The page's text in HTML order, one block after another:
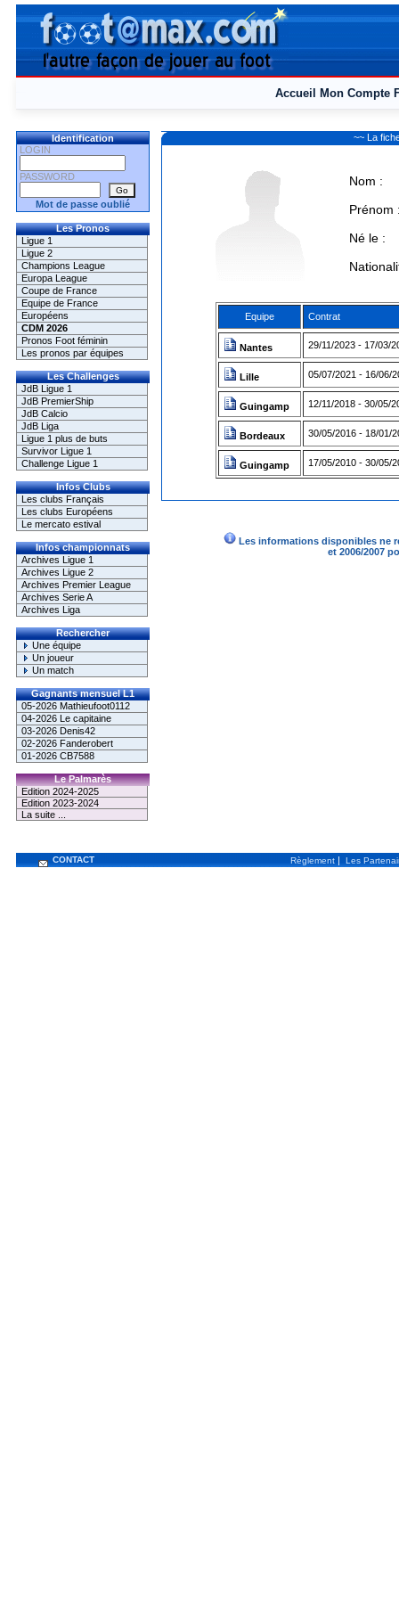
Accueil Mon Compte
Identification
LOGIN
PASSWORD
Mot de passe oublié
Les Pronos
Ligue 1
Ligue 2
Champions League
Europa League
Coupe de France
Equipe de France
Européens
CDM 2026
Pronos Foot féminin
Les pronos par équipes
Les Challenges
JdB Ligue 1
JdB PremierShip
JdB Calcio
JdB Liga
Ligue 1 plus de buts
Survivor Ligue 1
Challenge Ligue 1
Infos Clubs
Les clubs Français
Les clubs Européens
Le mercato estival
Infos championnats
Archives Ligue 1
Archives Ligue 2
Archives Premier League
Archives Serie A
Archives Liga
Rechercher
Une équipe
Un joueur
Un match
Gagnants mensuel L1
05-2026 Mathieufoot0112
04-2026 Le capitaine
03-2026 Denis42
02-2026 Fanderobert
01-2026 CB7588
Le Palmarès
Edition 2024-2025
Edition 2023-2024
La suite ...
~~ La
Nom :
Prénom
Né le :
Equipe Contrat
Nantes 29/11/2023 - 17/03/
Lille 05/07/2021 - 16/06/
Guingamp 12/11/2018 - 30/05/
Bordeaux 30/05/2016 - 18/01/
Guingamp 17/05/2010 - 30/05/
Les informations disponibles ne
et 2006/2007
CONTACT Règlement | Les